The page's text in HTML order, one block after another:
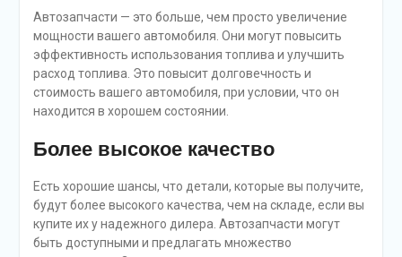
Автозапчасти — это больше, чем просто увеличение
мощности вашего автомобиля. Они могут повысить
эффективность использования топлива и улучшить
расход топлива. Это повысит долговечность и
стоимость вашего автомобиля, при условии, что он
находится в хорошем состоянии.
Более высокое качество
Есть хорошие шансы, что детали, которые вы получите,
будут более высокого качества, чем на складе, если вы
купите их у надежного дилера. Автозапчасти могут
быть доступными и предлагать множество